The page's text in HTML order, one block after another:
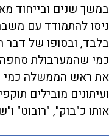
במשך שנים ובייחוד
ניסו להתמודד עם
בלבד, ובסופו של דבר
כמי שהמערבולת סחפה
את ראש הממשלה כמי
ועיתונים מובילים
אותו כ"בוק", "רובוט"